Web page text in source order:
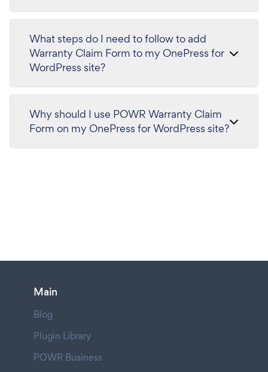
What steps do I need to follow to add
Warranty Claim Form to my OnePress for
WordPress site?
Why should I use POWR Warranty Claim
Form on my OnePress for WordPress site?
Main
Blog
Plugin Library
POWR Business